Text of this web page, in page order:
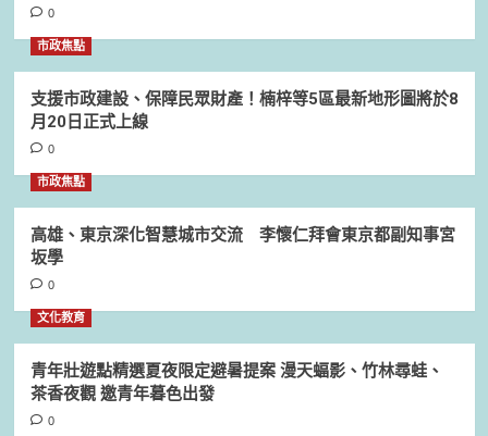
0
市政焦點
支援市政建設、保障民眾財產！楠梓等5區最新地形圖將於8
月20日正式上線
0
市政焦點
高雄、東京深化智慧城市交流 李懷仁拜會東京都副知事宮
坂學
0
文化教育
青年壯遊點精選夏夜限定避暑提案 漫天蝠影、竹林尋蛙、
茶香夜觀 邀青年暮色出發
0